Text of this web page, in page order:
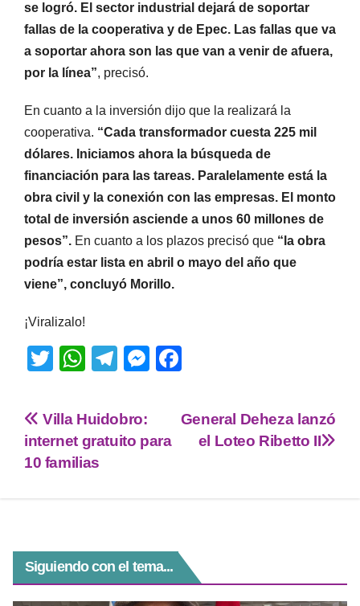
se logró. El sector industrial dejará de soportar
fallas de la cooperativa y de Epec. Las fallas que va
a soportar ahora son las que van a venir de afuera,
por la línea”, precisó.
En cuanto a la inversión dijo que la realizará la
cooperativa. “Cada transformador cuesta 225 mil
dólares. Iniciamos ahora la búsqueda de
financiación para las tareas. Paralelamente está la
obra civil y la conexión con las empresas. El monto
total de inversión asciende a unos 60 millones de
pesos”. En cuanto a los plazos precisó que “la obra
podría estar lista en abril o mayo del año que
viene”, concluyó Morillo.
¡Viralizalo!
T
tt
er
W
at
s
A
T
e
gr
M
e
c
General Deheza lanzó
el Loteo Ribetto II
Villa Huidobro:
internet gratuito para
10 familias
Siguiendo con el tema...